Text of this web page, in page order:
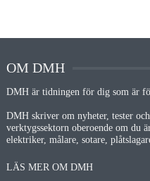
OM DMH
DMH är tidningen för dig som är
DMH skriver om nyheter, tester
verktygssektorn oberoende om du
elektriker, målare, sotare,
LÄS MER OM DMH